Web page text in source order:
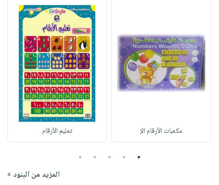
مكعبات الأرقام الإ تعليم الأرقام
1
2
3
4
5
المزيد من البنود »